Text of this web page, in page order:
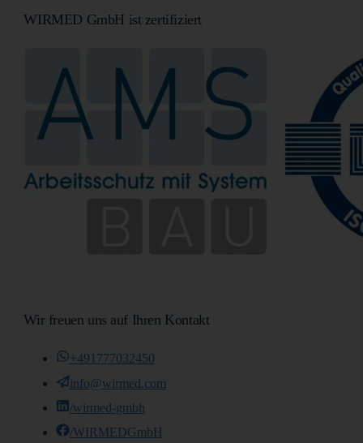
WIRMED GmbH ist zertifiziert
Wir freuen uns auf Ihren Kontakt
+491777032450
info@wirmed.com
/wirmed-gmbh
/WIRMEDGmbH